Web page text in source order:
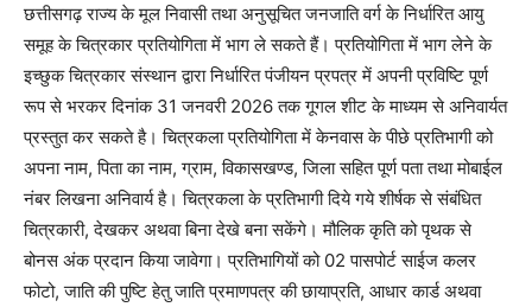
छत्तीसगढ़ राज्य के मूल निवासी तथा अनुसूचित जनजाति वर्ग के निर्धारित आयु
समूह के चित्रकार प्रतियोगिता में भाग ले सकते हैं। प्रतियोगिता में भाग लेने के
इच्छुक चित्रकार संस्थान द्वारा निर्धारित पंजीयन प्रपत्र में अपनी प्रविष्टि पूर्ण
रूप से भरकर दिनांक 31 जनवरी 2026 तक गूगल शीट के माध्यम से अनिवार्यत
प्रस्तुत कर सकते है। चित्रकला प्रतियोगिता में केनवास के पीछे प्रतिभागी को
अपना नाम, पिता का नाम, ग्राम, विकासखण्ड, जिला सहित पूर्ण पता तथा मोबाईल
नंबर लिखना अनिवार्य है। चित्रकला के प्रतिभागी दिये गये शीर्षक से संबंधित
चित्रकारी, देखकर अथवा बिना देखे बना सकेंगे। मौलिक कृति को पृथक से
बोनस अंक प्रदान किया जावेगा। प्रतिभागियों को 02 पासपोर्ट साईज कलर
फोटो, जाति की पुष्टि हेतु जाति प्रमाणपत्र की छायाप्रति, आधार कार्ड अथवा